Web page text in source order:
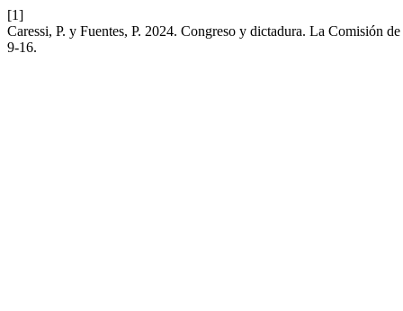
[1]
Caressi, P. y Fuentes, P. 2024. Congreso y dictadura. La Comisión
9-16.